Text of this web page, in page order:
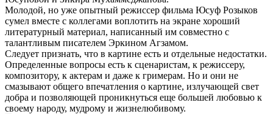
Молодой, но уже опытный режиссер фильма Юсуф Розыков
сумел вместе с коллегами воплотить на экране хороший
литературный материал, написанный им совместно с
талантливым писателем Эркином Агзамом.
Следует признать, что в картине есть и отдельные недостатки.
Определенные вопросы есть к сценаристам, к режиссеру,
композитору, к актерам и даже к гримерам. Но и они не
смазывают общего впечатления о картине, излучающей свет
добра и позволяющей проникнуться еще большей любовью к
своему народу, мудрому и жизнелюбивому.